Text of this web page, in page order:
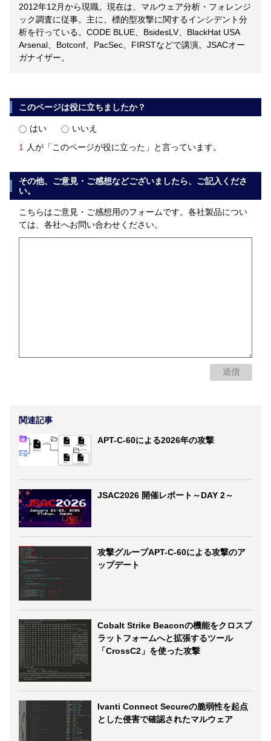
2012年12月から現職。現在は、マルウェア分析・フォレンジ
ック調査に従事。主に、標的型攻撃に関するインシデント分
析を行っている。CODE BLUE、BsidesLV、BlackHat USA
Arsenal、Botconf、PacSec、FIRSTなどで講演。JSACオー
ガナイザー。
このページは役に立ちましたか？
はい
いいえ
1
人が「このページが役に立った」と言っています。
その他、ご意見・ご感想などございましたら、ご記入くださ
い。
こちらはご意見・ご感想用のフォームです。各社製品につい
ては、各社へお問い合わせください。
関連記事
APT-C-60による2026年の攻撃
JSAC2026 開催レポート～DAY 2～
攻撃グループAPT-C-60による攻撃のア
ップデート
Cobalt Strike Beaconの機能をクロスプ
ラットフォームへと拡張するツール
「CrossC2」を使った攻撃
Ivanti Connect Secureの脆弱性を起点
とした侵害で確認されたマルウェア